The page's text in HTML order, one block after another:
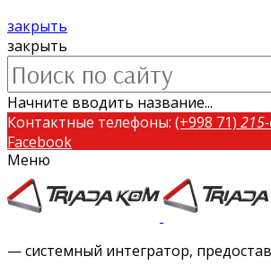
закрыть
закрыть
Начните вводить название...
Контактные телефоны: (+998 71)
Facebook
Twitter
Instagram
Vimeo
Меню
— системный интегратор,